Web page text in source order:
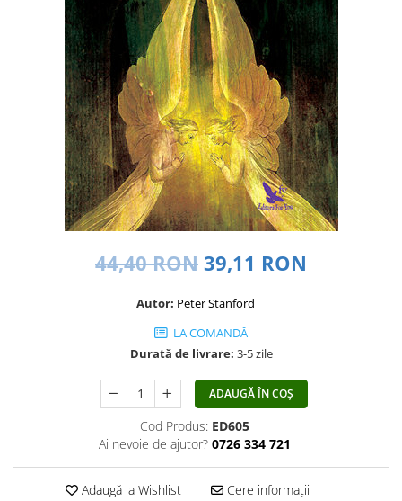
Astrologie
Seria Montauk
Seria Chico Xavier
Seria Helena Blavatsky
Sănătate
44,40 RON 39,11 RON
Autor: Peter Stanford
LA COMANDĂ
Durată de livrare: 3-5 zile
ADAUGĂ ÎN COȘ
Cod Produs: ED605
Ai nevoie de ajutor? 0726 334 721
Adaugă la Wishlist Cere informații